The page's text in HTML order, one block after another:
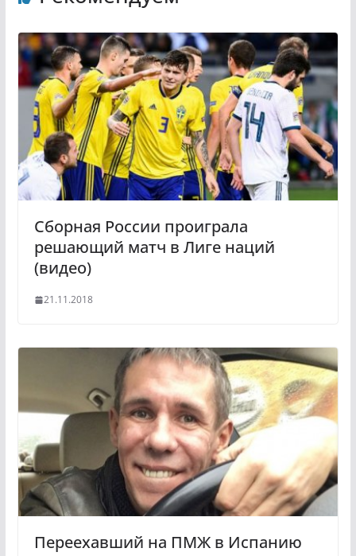
a
s
s
n
i
k
i
r
a
m
Сборная России проиграла
решающий матч в Лиге наций
(видео)
21.11.2018
Переехавший на ПМЖ в Испанию